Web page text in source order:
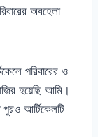
অবহেলা
পরিবারের ও
হয়েছি আমি।
আর্টিকেলটি